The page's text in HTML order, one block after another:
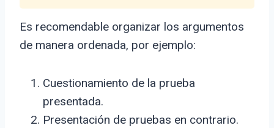
Es recomendable organizar los argumentos
de manera ordenada, por ejemplo:
Cuestionamiento de la prueba
presentada.
Presentación de pruebas en contrario.